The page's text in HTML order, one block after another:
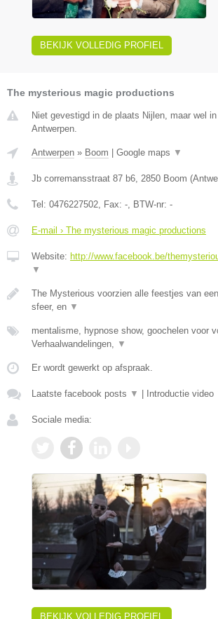
BEKIJK VOLLEDIG PROFIEL
The mysterious magic productions
Niet gevestigd in de plaats Nijlen, maar wel
Antwerpen.
Antwerpen » Boom Google maps ▼
Jb corremansstraat 87 b6, 2850 Boom (
Tel: 0476227502, Fax: -, BTW-nr: -
E-mail › The mysterious magic productions
Website: http://www.facebook.be/
▼
The Mysterious voorzien alle feestjes van
sfeer, en ▼
mentalisme, hypnose show, goochelen voor
Verhaalwandelingen, ▼
Er wordt gewerkt op afspraak.
Laatste facebook posts ▼ Introductie video
Sociale media:
BEKIJK VOLLEDIG PROFIEL